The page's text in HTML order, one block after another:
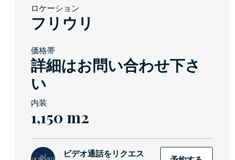
ロケーション
フリウリ
価格帯
詳細はお問い合わせ下さ
い
内装
1,150 m2
ビデオ通話をリクエス